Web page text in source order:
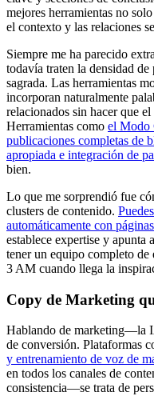
mejores herramientas no
el contexto y las relaciones
Siempre me ha parecido
todavía traten la densidad
sagrada. Las herramientas
incorporan naturalmente
relacionados sin hacer que
Herramientas como el Modo
publicaciones completas de
apropiada e integración de
bien.
Lo que me sorprendió fue
clusters de contenido.
automáticamente con
establece expertise y apunta
tener un equipo completo de
3 AM cuando llega la
Copy de Marketing
Hablando de marketing—la
de conversión. Plataformas
y entrenamiento de voz de
en todos los canales de
consistencia—se trata de